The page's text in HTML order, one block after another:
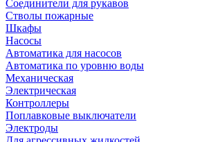
Соединители для рукавов
Стволы пожарные
Шкафы
Насосы
Автоматика для насосов
Автоматика по уровню воды
Механическая
Электрическая
Контроллеры
Поплавковые выключатели
Электроды